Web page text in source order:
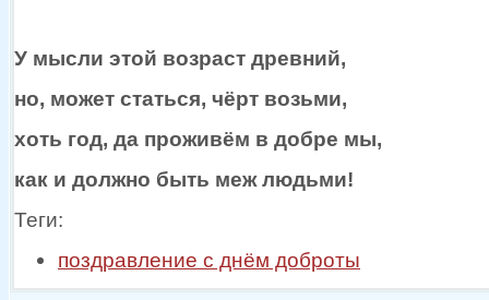
У мысли этой возраст древний,
но, может статься, чёрт возьми,
хоть год, да проживём в добре мы,
как и должно быть меж людьми!
Теги:
поздравление с днём доброты